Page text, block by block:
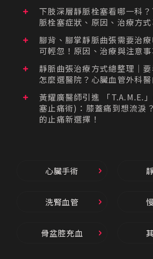
下肢深層靜脈栓塞看哪一科
脈栓塞症狀、原因、治療方
腳背、腳掌靜脈曲張需要治
可輕忽！原因、治療與注意
靜脈曲張治療方式總整理｜要
怎麼選醫院？心臟血管外科
黃耀廣醫師引進 「T.A.M.E.
塞止痛術)：膝蓋痛到想流淚
的止痛新選擇！
心臟手術
洗腎血管
骨盆腔充血